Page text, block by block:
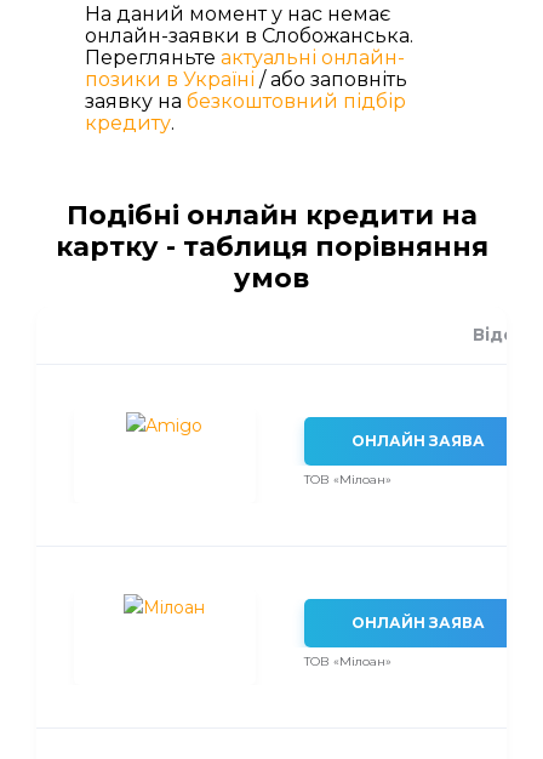
На даний момент у нас немає
онлайн-заявки в Слобожанська.
Перегляньте актуальні онлайн-
позики в Україні / або заповніть
заявку на безкоштовний підбір
кредиту.
Подібні онлайн кредити на
картку - таблиця порівняння
умов
ОНЛАЙН ЗАЯВА
ТОВ «Мілоан»
ОНЛАЙН ЗАЯВА
ТОВ «Мілоан»